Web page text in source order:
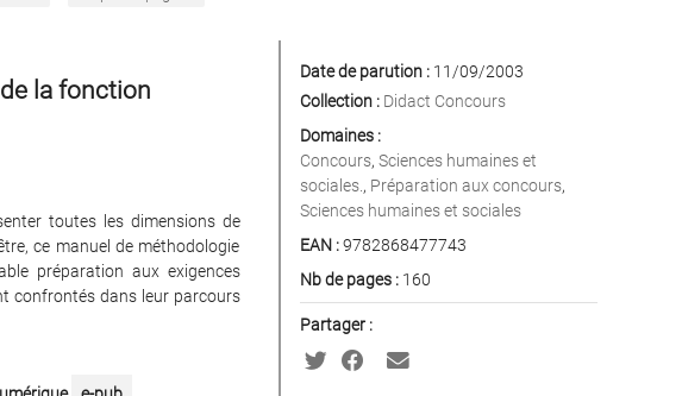
la fonction
toutes les dimensions de
ce manuel de méthodologie
préparation aux exigences
confrontés dans leur parcours
Date de parution :11/09/2003
Collection : Didact Concours
Domaines :
Concours, Sciences humaines et
sociales. , Préparation aux concours,
Sciences humaines et sociales
EAN :9782868477743
Nb de pages :160
Partager :